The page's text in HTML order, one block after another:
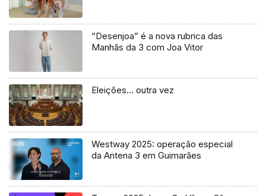
“Desenjoa” é a nova rubrica das
Manhãs da 3 com Joa Vitor
Eleições… outra vez
Westway 2025: operação especial
da Antena 3 em Guimarães